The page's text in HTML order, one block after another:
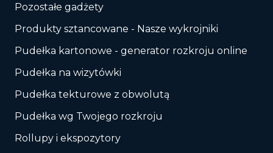
Pozostałe gadżety
Produkty sztancowane - Nasze wykrojniki
Pudełka kartonowe - generator rozkroju online
Pudełka na wizytówki
Pudełka tekturowe z obwolutą
Pudełka wg Twojego rozkroju
Rollupy i ekspozytory